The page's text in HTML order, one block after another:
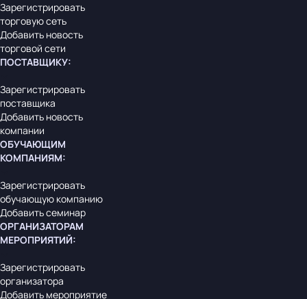
Зарегистрировать
торговую сеть
Добавить новость
торговой сети
ПОСТАВЩИКУ:
Зарегистрировать
поставщика
Добавить новость
компании
ОБУЧАЮЩИМ
КОМПАНИЯМ:
Зарегистрировать
обучающую компанию
Добавить семинар
ОРГАНИЗАТОРАМ
МЕРОПРИЯТИЙ:
Зарегистрировать
организатора
Добавить мероприятие